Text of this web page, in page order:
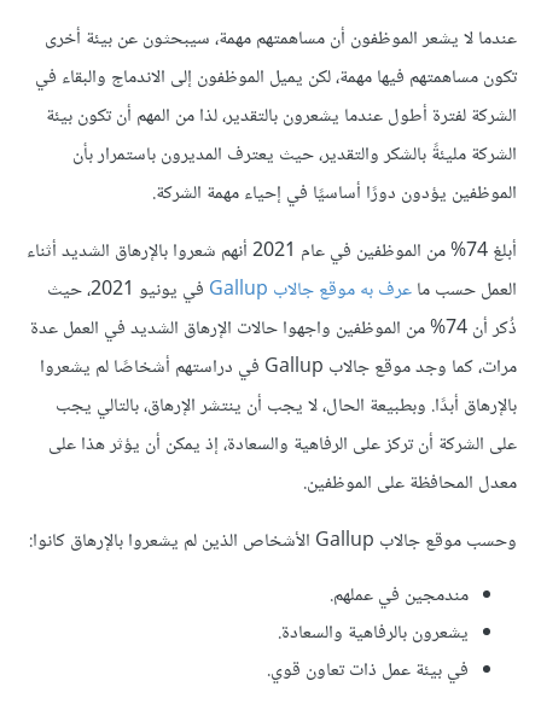
عندما لا يشعر الموظفون أن مساهمتهم مهمة، سيبحثون عن بيئة أخرى
تكون مساهمتهم فيها مهمة، لكن يميل الموظفون إلى الاندماج والبقاء في
الشركة لفترة أطول عندما يشعرون بالتقدير، لذا من المهم أن تكون بيئة
الشركة مليئةً بالشكر والتقدير، حيث يعترف المديرون باستمرار بأن
الموظفين يؤدون دورًا أساسيًا في إحياء مهمة الشركة.
أبلغ 74% من الموظفين في عام 2021 أنهم شعروا بالإرهاق الشديد أثناء
العمل حسب ماعرف به موقع جالاب Gallup
في يونيو 2021، حيث
ذُكر أن 74% من الموظفين واجهوا حالات الإرهاق الشديد في العمل عدة
مرات، كما وجد موقع جالاب Gallup في دراستهم أشخاصًا لم يشعروا
بالإرهاق أبدًا. وبطبيعة الحال، لا يجب أن ينتشر الإرهاق، بالتالي يجب
على الشركة أن تركز على الرفاهية والسعادة، إذ يمكن أن يؤثر هذا على
معدل المحافظة على الموظفين.
وحسب موقع جالاب Gallup الأشخاص الذين لم يشعروا بالإرهاق كانوا:
مندمجين في عملهم.
يشعرون بالرفاهية والسعادة.
في بيئة عمل ذات تعاون قوي.